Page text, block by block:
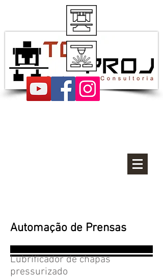
Automação de Prensas
Lubrificador de chapas
pressurizado